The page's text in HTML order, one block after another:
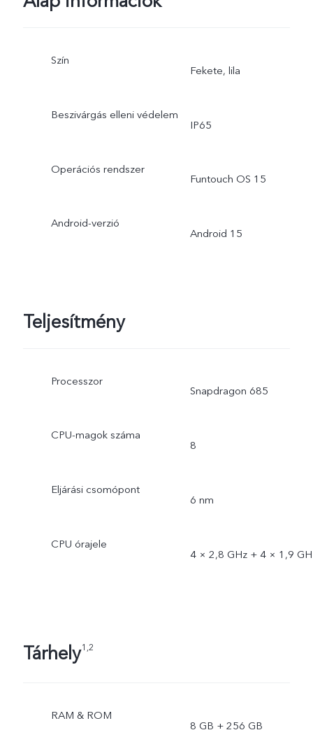
Szín
Fekete, lila
Beszivárgás elleni védelem
IP65
Operációs rendszer
Funtouch OS 15
Android-verzió
Android 15
Teljesítmény
Processzor
Snapdragon 685
CPU-magok száma
8
Eljárási csomópont
6 nm
CPU órajele
4 × 2,8 GHz + 4 × 1,9
Tárhely1,2
RAM & ROM
8 GB + 256 GB